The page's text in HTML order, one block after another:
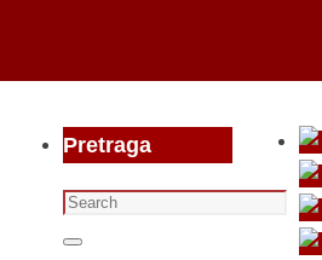
Pretraga
Search
for:
Search